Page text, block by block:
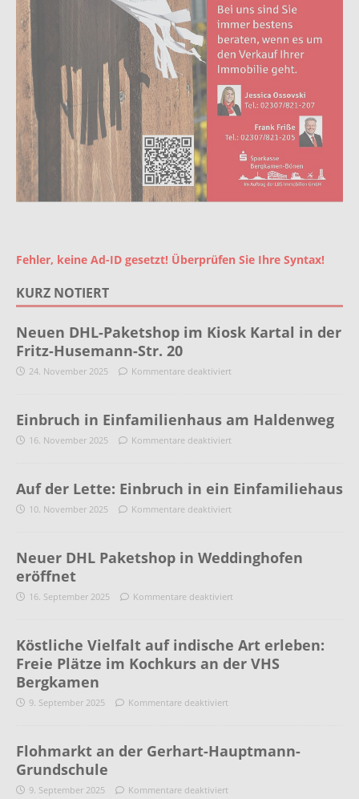
Fehler, keine Ad-ID gesetzt! Überprüfen Sie Ihre Syntax!
KURZ NOTIERT
Neuen DHL-Paketshop im Kiosk Kartal in der
Fritz-Husemann-Str. 20
24. November 2025 Kommentare deaktiviert
Einbruch in Einfamilienhaus am Haldenweg
16. November 2025 Kommentare deaktiviert
Auf der Lette: Einbruch in ein Einfamiliehaus
10. November 2025 Kommentare deaktiviert
Neuer DHL Paketshop in Weddinghofen
eröffnet
16. September 2025 Kommentare deaktiviert
Köstliche Vielfalt auf indische Art erleben:
Freie Plätze im Kochkurs an der VHS
Bergkamen
9. September 2025 Kommentare deaktiviert
Flohmarkt an der Gerhart-Hauptmann-
Grundschule
9. September 2025 Kommentare deaktiviert